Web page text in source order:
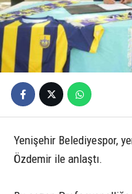
Yenişehir Belediyespor,
Özdemir ile anlaştı.